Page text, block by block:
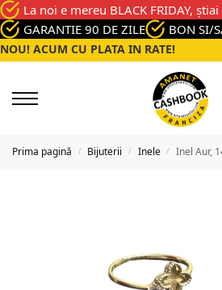
La noi e mereu BLACK FRIDAY, știai
GARANTIE 90 DE ZILE
BON SI/
NOU! ACUM CU PLATA IN RATE!
Prima pagină / Bijuterii / Inele / Inel Aur,